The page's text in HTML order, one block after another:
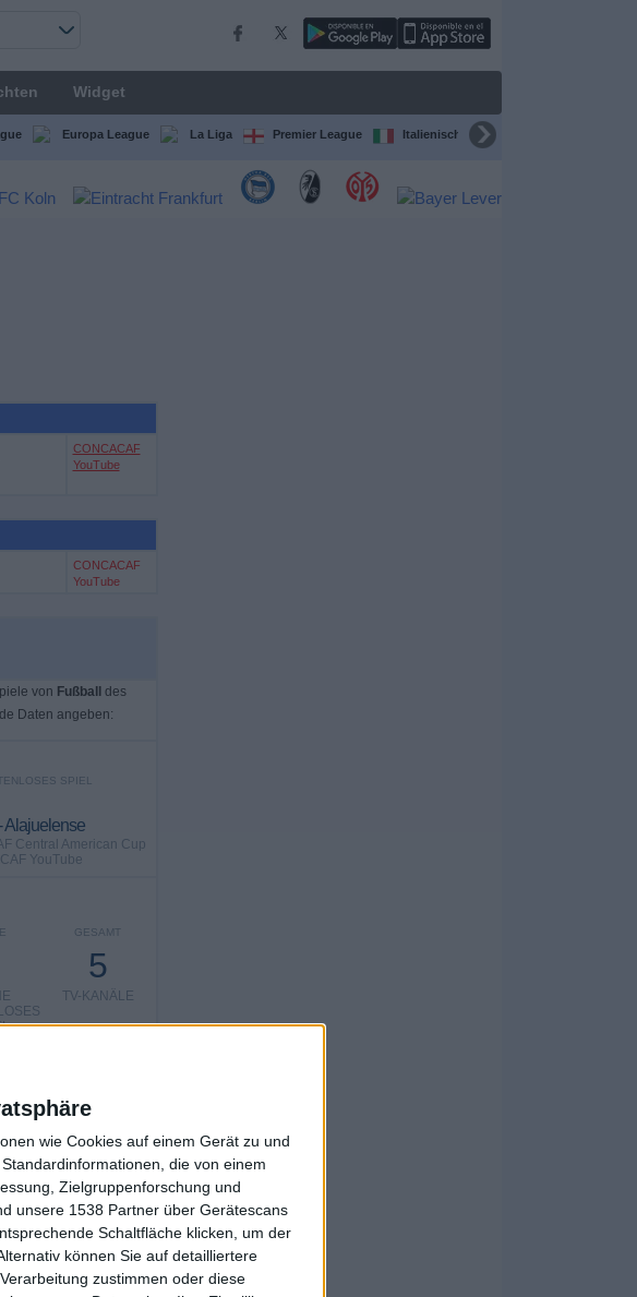
wie Cookies auf einem Gerät zu und
die von einem
Zielgruppenforschung und
unsere 1538 Partner über Gerätescans
Schaltfläche klicken, um der
können Sie auf detailliertere
zustimmen oder diese
Widget
Europa League La Liga Premier League Italienische Serie A
CONCACAF
YouTube
CONCACAF
YouTube
von Fußball
des
Daten angeben:
SPIEL
Alajuelense
Central American Cup
YouTube
GESAMT
5
TV-KANÄLE
GESAMT
22
GEGNER
9
FC